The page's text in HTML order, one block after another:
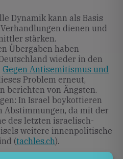
Dynamik kann als Basis
dienen und
stärken.
Übergaben haben
wieder in den
Gegen Antisemitismus und
Problem erneut,
berichten von Ängsten.
In Israel boykottieren
Abstimmungen, da mit der
des letzten israelisch-
weitere innenpolitische
(tachles.ch).